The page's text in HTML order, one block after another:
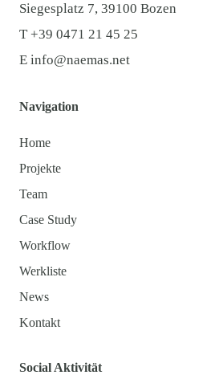
Siegesplatz 7, 39100 Bozen
​T +39 0471 21 45 25
E info@naemas.net
Navigation
Home
Projekte
Team
Case Study
Workflow
Werkliste
News
Kontakt
Social Aktivität